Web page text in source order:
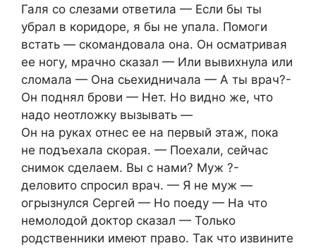
Галя со слезами ответила — Если бы ты
убрал в коридоре, я бы не упала. Помоги
встать — скомандовала она. Он осматривая
ее ногу, мрачно сказал — Или вывихнула или
сломала — Она сьехидничала — А ты врач?-
Он поднял брови — Нет. Но видно же, что
надо неотложку вызывать —
Он на руках отнес ее на первый этаж, пока
не подъехала скорая. — Поехали, сейчас
снимок сделаем. Вы с нами? Муж ?-
деловито спросил врач. — Я не муж —
огрызнулся Сергей — Но поеду — На что
немолодой доктор сказал — Только
родственники имеют право. Так что извините